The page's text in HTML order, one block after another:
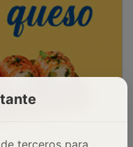
terceros para